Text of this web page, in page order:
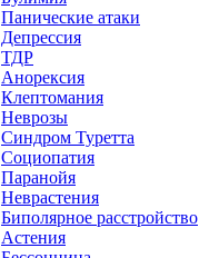
Панические атаки
Депрессия
ТДР
Анорексия
Клептомания
Неврозы
Синдром Туретта
Социопатия
Паранойя
Неврастения
Биполярное расстройство
Астения